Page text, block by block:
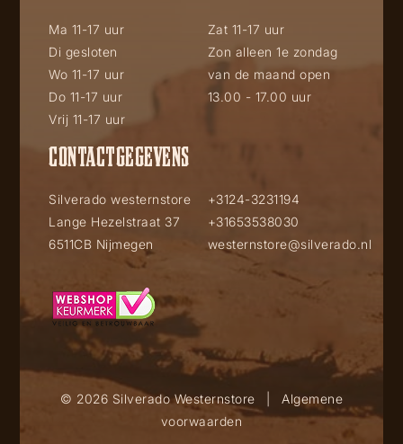
Ma 11-17 uur
Di gesloten
Wo 11-17 uur
Do 11-17 uur
Vrij 11-17 uur
Zat 11-17 uur
Zon alleen 1e zondag
van de maand open
13.00 - 17.00 uur
CONTACTGEGEVENS
Silverado westernstore
Lange Hezelstraat 37
6511CB Nijmegen
+3124-3231194
+31653538030
westernstore@silverado.nl
© 2026 Silverado Westernstore
Algemene
voorwaarden